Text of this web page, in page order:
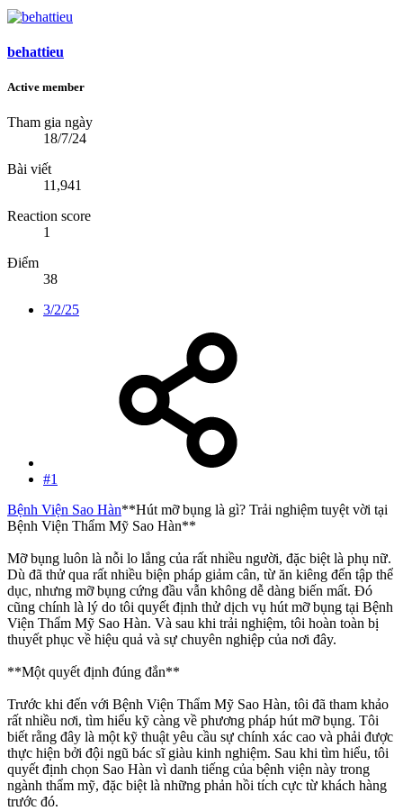
behattieu
Active member
Tham gia ngày
18/7/24
Bài viết
11,941
Reaction score
1
Điểm
38
3/2/25
#1
Bệnh Viện Sao Hàn**Hút mỡ bụng là gì? Trải nghiệm tuyệt vời tại
Bệnh Viện Thẩm Mỹ Sao Hàn**
Mỡ bụng luôn là nỗi lo lắng của rất nhiều người, đặc biệt là phụ nữ.
Dù đã thử qua rất nhiều biện pháp giảm cân, từ ăn kiêng đến tập thể
dục, nhưng mỡ bụng cứng đầu vẫn không dễ dàng biến mất. Đó
cũng chính là lý do tôi quyết định thử dịch vụ hút mỡ bụng tại Bệnh
Viện Thẩm Mỹ Sao Hàn. Và sau khi trải nghiệm, tôi hoàn toàn bị
thuyết phục về hiệu quả và sự chuyên nghiệp của nơi đây.
**Một quyết định đúng đắn**
Trước khi đến với Bệnh Viện Thẩm Mỹ Sao Hàn, tôi đã tham khảo
rất nhiều nơi, tìm hiểu kỹ càng về phương pháp hút mỡ bụng. Tôi
biết rằng đây là một kỹ thuật yêu cầu sự chính xác cao và phải được
thực hiện bởi đội ngũ bác sĩ giàu kinh nghiệm. Sau khi tìm hiểu, tôi
quyết định chọn Sao Hàn vì danh tiếng của bệnh viện này trong
ngành thẩm mỹ, đặc biệt là những phản hồi tích cực từ khách hàng
trước đó.